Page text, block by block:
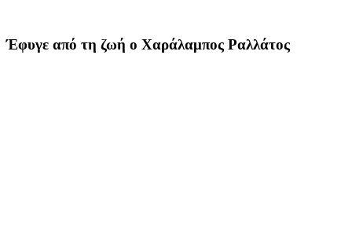
Έφυγε από τη ζωή ο Χαράλαμπος Ραλλάτος